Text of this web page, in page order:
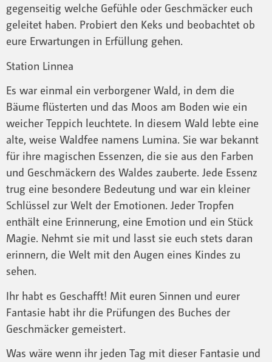
gegenseitig welche Gefühle oder Geschmäcker euch
geleitet haben. Probiert den Keks und beobachtet ob
eure Erwartungen in Erfüllung gehen.
Station Linnea
Es war einmal ein verborgener Wald, in dem die
Bäume flüsterten und das Moos am Boden wie ein
weicher Teppich leuchtete. In diesem Wald lebte eine
alte, weise Waldfee namens Lumina. Sie war bekannt
für ihre magischen Essenzen, die sie aus den Farben
und Geschmäckern des Waldes zauberte. Jede Essenz
trug eine besondere Bedeutung und war ein kleiner
Schlüssel zur Welt der Emotionen. Jeder Tropfen
enthält eine Erinnerung, eine Emotion und ein Stück
Magie. Nehmt sie mit und lasst sie euch stets daran
erinnern, die Welt mit den Augen eines Kindes zu
sehen.
Ihr habt es Geschafft! Mit euren Sinnen und eurer
Fantasie habt ihr die Prüfungen des Buches der
Geschmäcker gemeistert.
Was wäre wenn ihr jeden Tag mit dieser Fantasie und